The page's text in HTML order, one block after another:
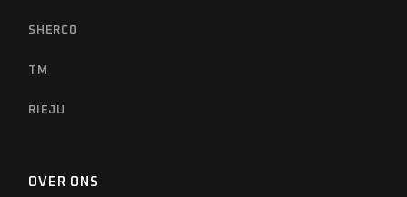
SHERCO
TM
RIEJU
OVER ONS